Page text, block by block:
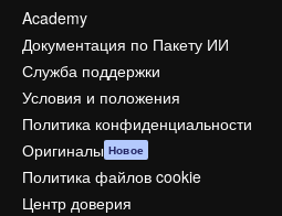
Academy
Документация по Пакету ИИ
Служба поддержки
Условия и положения
Политика конфиденциальности
Оригиналы Новое
Политика файлов cookie
Центр доверия